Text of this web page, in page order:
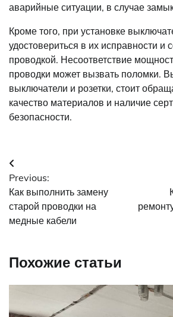
аварийные ситуации, в случае
Кроме того, при установке
удостовериться в их исправности и
проводкой. Несоответствие
проводки может вызвать поломки.
выключатели и розетки, стоит
качество материалов и наличие
безопасности.
Навигация
по
записям
Previous:
Как выполнить замену
старой проводки на
медные кабели
Похожие статьи